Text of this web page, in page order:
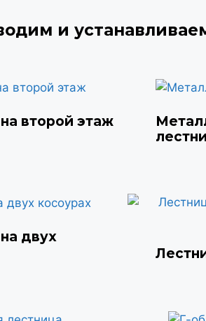
и
второй этаж
двух